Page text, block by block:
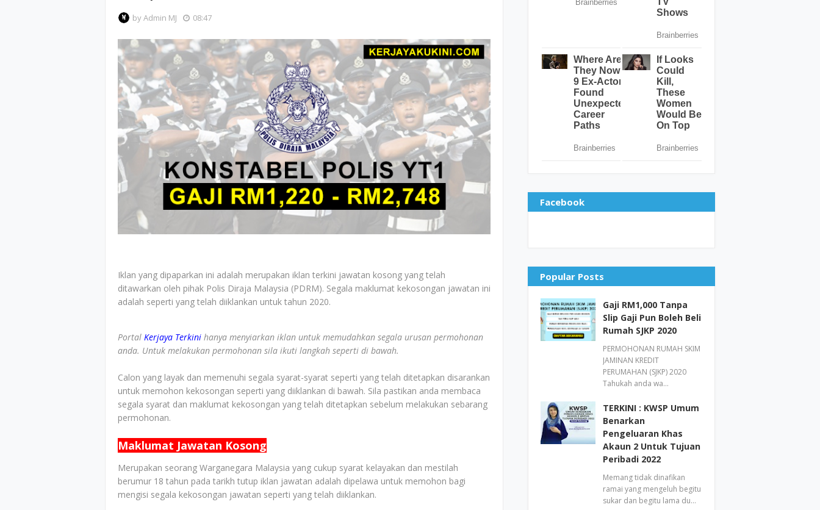
byAdmin MJ 08:47
Iklan yang dipaparkan ini adalah merupakan iklan terkini jawatan kosong yang telah
ditawarkan oleh pihak Polis Diraja Malaysia (PDRM). Segala maklumat kekosongan jawatan ini
adalah seperti yang telah diiklankan untuk tahun 2020.
Portal Kerjaya Terkini hanya menyiarkan iklan untuk memudahkan segala urusan permohonan
anda. Untuk melakukan permohonan sila ikuti langkah seperti di bawah.
Calon yang layak dan memenuhi segala syarat-syarat seperti yang telah ditetapkan disarankan
untuk memohon kekosongan seperti yang diiklankan di bawah. Sila pastikan anda membaca
segala syarat dan maklumat kekosongan yang telah ditetapkan sebelum melakukan sebarang
permohonan.
Maklumat Jawatan Kosong
Merupakan seorang Warganegara Malaysia yang cukup syarat kelayakan dan mestilah
berumur 18 tahun pada tarikh tutup iklan jawatan adalah dipelawa untuk memohon bagi
mengisi segala kekosongan jawatan seperti yang telah diiklankan.
Facebook
Popular Posts
Gaji RM1,000 Tanpa
Slip Gaji Pun Boleh Beli
Rumah SJKP 2020
PERMOHONAN RUMAH SKIM
JAMINAN KREDIT
PERUMAHAN (SJKP) 2020
Tahukah anda wa…
TERKINI : KWSP Umum
Benarkan
Pengeluaran Khas
Akaun 2 Untuk Tujuan
Peribadi 2022
Memang tidak dinafikan
ramai yang mengeluh begitu
sukar dan begitu lama du…